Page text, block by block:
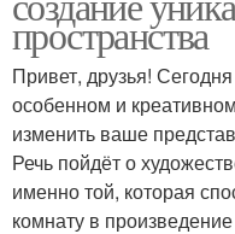
пространства
Привет, друзья!
особенном и
изменить ваше
Речь пойдёт о
именно той, которая
комнату в произведение